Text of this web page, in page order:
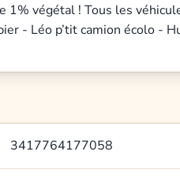
végétal ! Tous les
- Léo p’tit camion écolo -
3417764177058